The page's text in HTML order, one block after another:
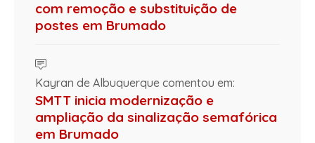
com remoção e substituição de
postes em Brumado
Kayran de Albuquerque comentou em:
SMTT inicia modernização e
ampliação da sinalização semafórica
em Brumado